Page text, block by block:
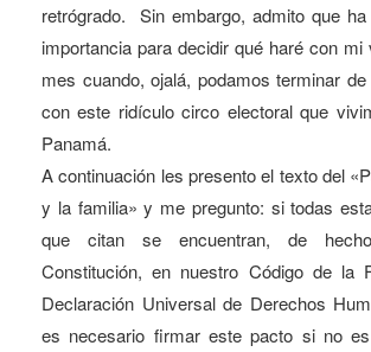
retrógrado. Sin embargo, admito que
importancia para decidir qué haré con
mes cuando, ojalá, podamos terminar
con este ridículo circo electoral que
Panamá.
A continuación les presento el texto del
y la familia» y me pregunto: si todas
que citan se encuentran, de
Constitución, en nuestro Código de la
Declaración Universal de Derechos
es necesario firmar este pacto si no